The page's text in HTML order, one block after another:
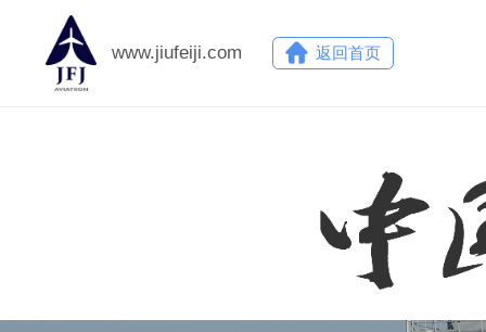
www.jiufeiji.com 返回首页